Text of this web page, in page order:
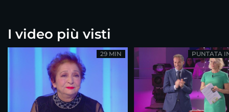
I video più visti
29 MIN PUNTATA